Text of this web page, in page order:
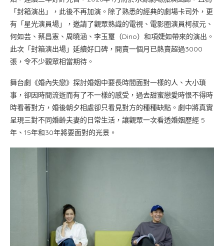
「封箱演出」，此後不再加演。除了熟悉的經典的劇場卡司外，更
有「星光演員場」，邀請了觀眾熟識的電視、電影圈演員柯叔元、
何如芸、蔡昌憲、周曉涵、李玉璽（Dino）和項婕如帶來的演出。
此次「封箱演出場」延續好口碑，開賣一個月已熱賣超過3000
張，令不少觀眾相當期待。
舞台劇《婚內失戀》探討婚姻中要長時間面對一樣的人、大小瑣
事，卻因時間流逝而有了不一樣的感受，過去甜蜜戀愛時恨不得時
時看著對方，婚後朝夕相處卻只看見對方的種種缺點。劇中將真實
呈現三對不同婚齡夫妻的日常生活，讓觀眾一次看透婚姻歷經 5
年、15年和30年將要面對的光景。